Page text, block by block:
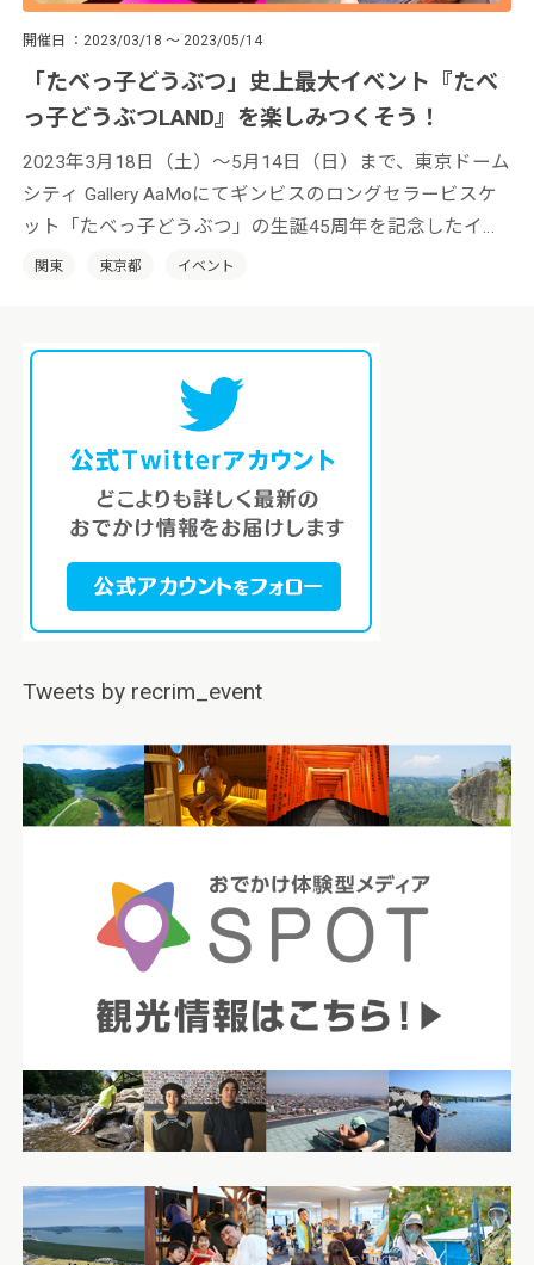
開催日 2023/03/18 ～ 2023/05/14
「たべっ子どうぶつ」史上最大イベント『たべ
っ子どうぶつLAND』を楽しみつくそう！
2023年3月18日（土）〜5月14日（日）まで、東京ドーム
シティ Gallery AaMoにてギンビスのロングセラービスケ
ット「たべっ子どうぶつ」の生誕45周年を記念したイベ
ント『たべっ子どうぶつLAND』が開催中。多彩なコンテ
関東 東京都 イベント
Tweets by recrim_event